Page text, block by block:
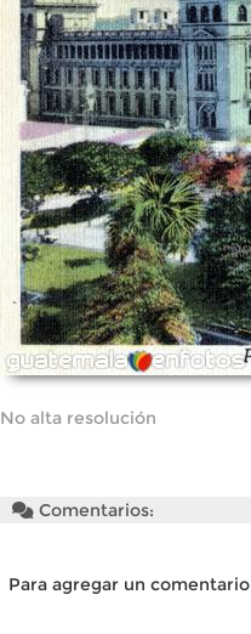
No alta resolución
Comentarios:
Para agregar un comentario